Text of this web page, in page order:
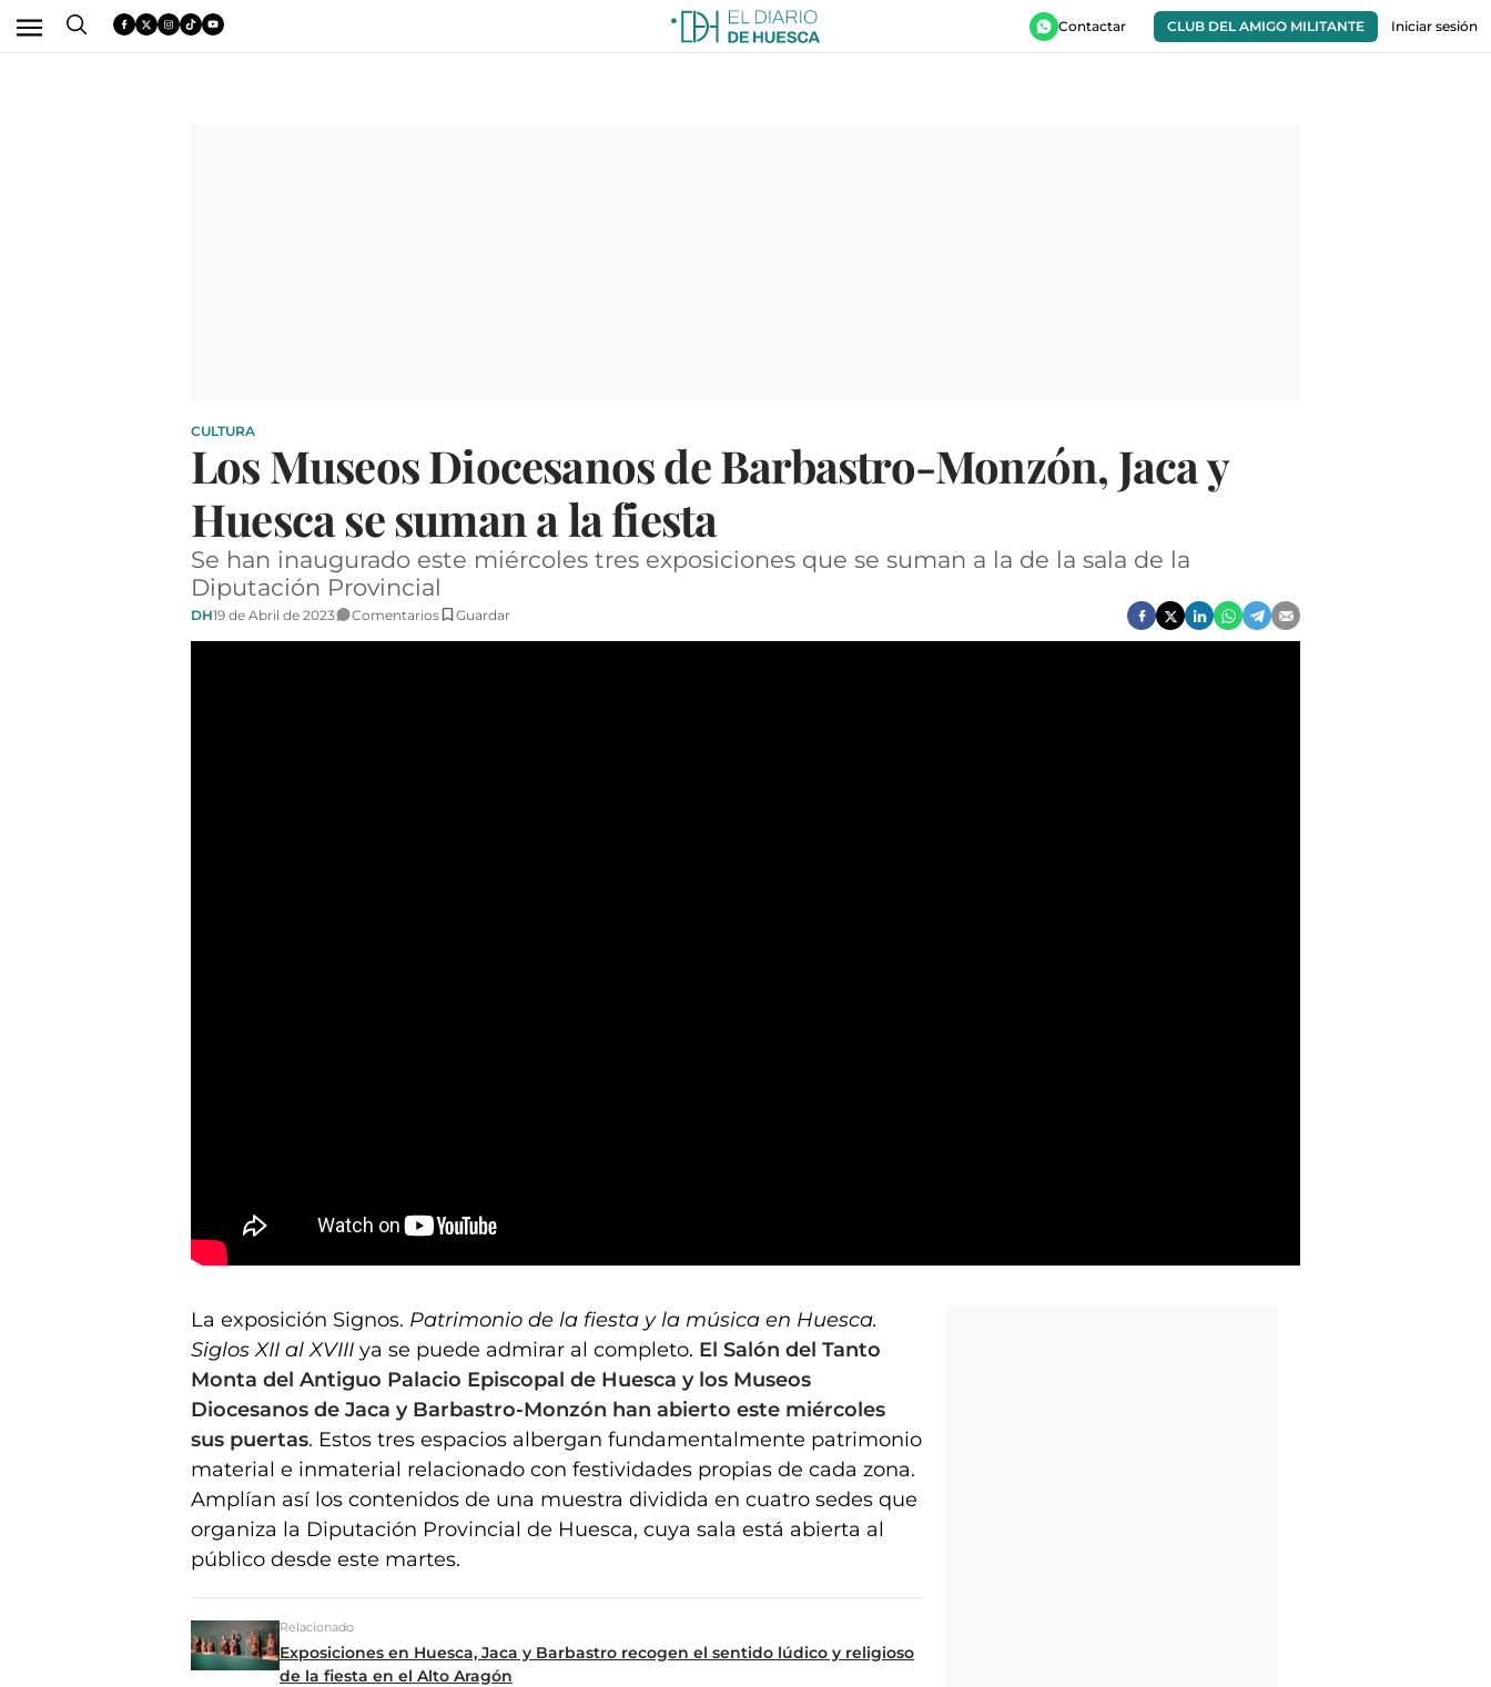
Contactar CLUB DEL AMIGO MILITANTE Iniciar sesión
CULTURA
Los Museos Diocesanos de Barbastro-Monzón, Jaca y
Huesca se suman a la fiesta
Se han inaugurado este miércoles tres exposiciones que se suman a la de la sala de la
Diputación Provincial
DH19 de Abril de 2023 Comentarios Guardar
La exposición Signos. Patrimonio de la fiesta y la música en Huesca.
Siglos XII al XVIII ya se puede admirar al completo. El Salón del Tanto
Monta del Antiguo Palacio Episcopal de Huesca y los Museos
Diocesanos de Jaca y Barbastro-Monzón han abierto este miércoles
sus puertas. Estos tres espacios albergan fundamentalmente patrimonio
material e inmaterial relacionado con festividades propias de cada zona.
Amplían así los contenidos de una muestra dividida en cuatro sedes que
organiza la Diputación Provincial de Huesca, cuya sala está abierta al
público desde este martes.
Relacionado
Exposiciones en Huesca, Jaca y Barbastro recogen el sentido lúdico y religioso
de la fiesta en el Alto Aragón